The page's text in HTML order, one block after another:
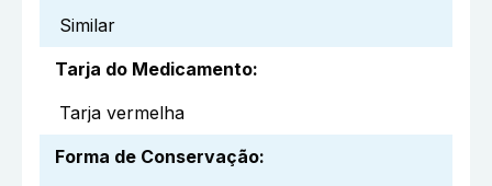
Similar
Tarja do Medicamento:
Tarja vermelha
Forma de Conservação: